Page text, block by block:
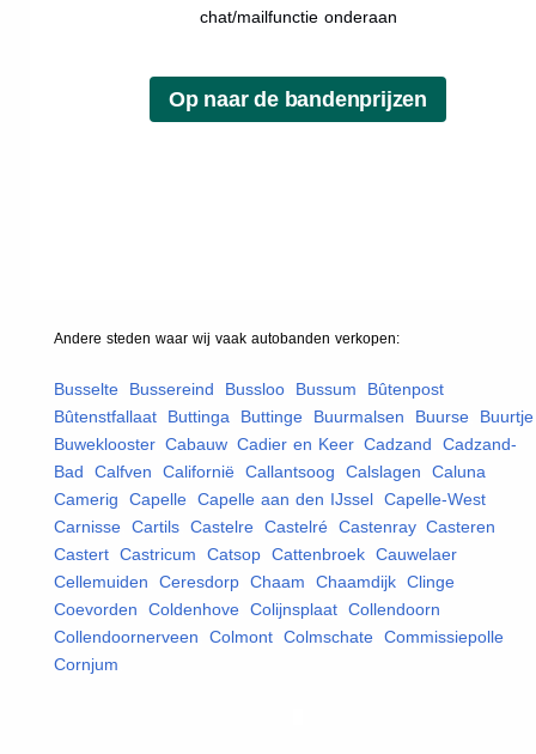
chat/mailfunctie onderaan
Andere steden waar wij vaak autobanden verkopen:
Busselte Bussereind Bussloo Bussum Bûtenpost
Bûtenstfallaat
Buttinga Buttinge Buurmalsen Buurse Buurtje
Buweklooster, Cabauw, Cadier en Keer, Cadzand
Cadzand-
Bad
Calfven Californië Callantsoog Calslagen Caluna
Camerig
Capelle Capelle aan den IJssel Capelle-West
Carnisse Cartils Castelre Castelré Castenray, Casteren
Castert Castricum Catsop Cattenbroek Cauwelaer,
Cellemuiden
Ceresdorp Chaam Chaamdijk Clinge
Coevorden
Coldenhove Colijnsplaat Collendoorn
Collendoornerveen
Colmont Colmschate Commissiepolle
Cornjum